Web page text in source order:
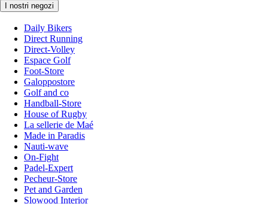
I nostri negozi
Daily Bikers
Direct Running
Direct-Volley
Espace Golf
Foot-Store
Galoppostore
Golf and co
Handball-Store
House of Rugby
La sellerie de Maé
Made in Paradis
Nauti-wave
On-Fight
Padel-Expert
Pecheur-Store
Pet and Garden
Slowood Interior